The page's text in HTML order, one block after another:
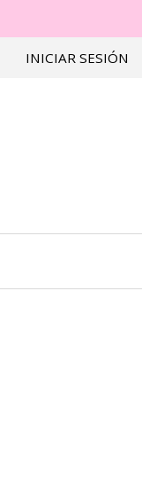
INICIAR SESIÓN